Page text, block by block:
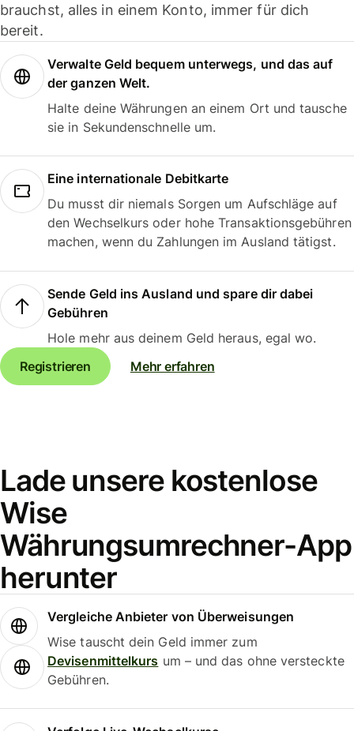
brauchst, alles in einem Konto, immer für dich
bereit.
Verwalte Geld bequem unterwegs, und das auf
der ganzen Welt.
Halte deine Währungen an einem Ort und tausche
sie in Sekundenschnelle um.
Eine internationale Debitkarte
Du musst dir niemals Sorgen um Aufschläge auf
den Wechselkurs oder hohe Transaktionsgebühren
machen, wenn du Zahlungen im Ausland tätigst.
Sende Geld ins Ausland und spare dir dabei
Gebühren
Hole mehr aus deinem Geld heraus, egal wo.
Registrieren
Mehr erfahren
Lade unsere kostenlose
Wise
Währungsumrechner-App
herunter
Vergleiche Anbieter von Überweisungen
Wise tauscht dein Geld immer zum
Devisenmittelkurs um – und das ohne versteckte
Gebühren.